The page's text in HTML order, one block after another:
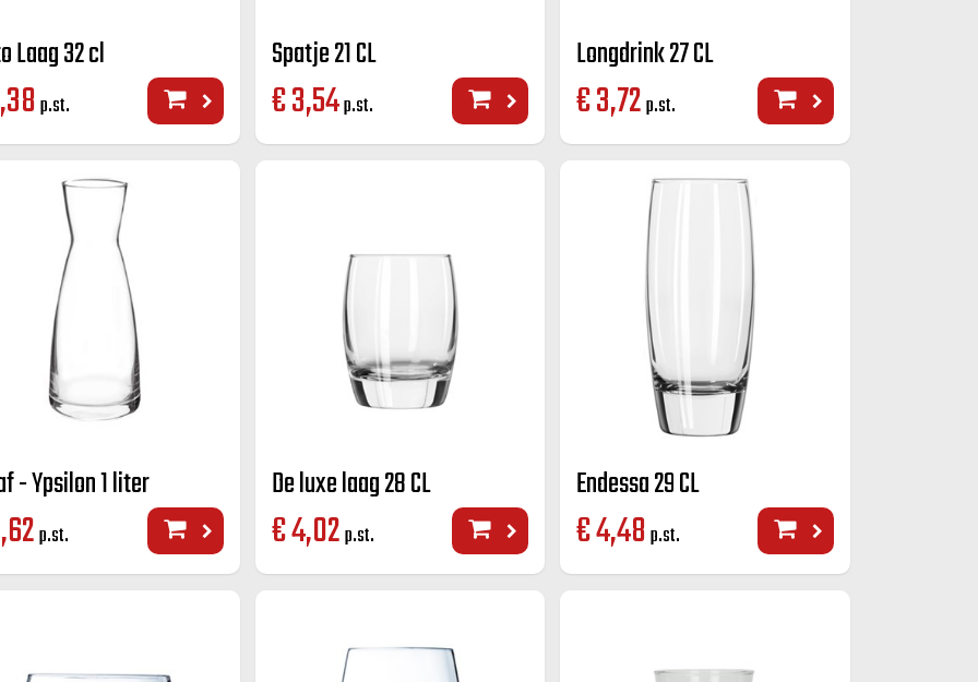
Laag 32 cl
p.st.
Spatje 21 CL
€3,54p.st.
Longdrink 27 CL
€3,72p.st.
- Ypsilon 1 liter
p.st.
De luxe laag 28 CL
€4,02p.st.
Endessa 29 CL
€4,48p.st.